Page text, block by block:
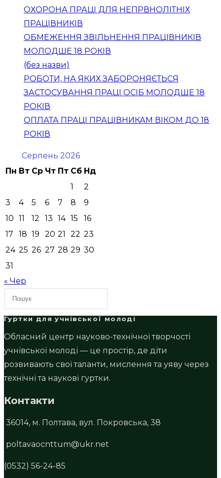
ОХОРОНА ПРАЦІ ДЛЯ НЕПРВНОЛІТНІХ
ПРАЦІВНИКІВ
ОБМЕЖЕННЯ ЗВІЛЬНЕННЯ ПРАЦІВНИКІВ
МОЛОДШЕ 18 РОКІВ
(без назви)
РОБОТИ, НА ЯКИХ ЗАБОРОНЯЄТЬСЯ
ЗАСТОСУВАННЯ ПРАЦІ ОСІБ МОЛОДШЕ 18
РОКІВ
ОПЛАТА ПРАЦІ ПРАЦІВНИКАМ ВІКОМ ДО 18
РОКІВ
Серпень 2026
Пн Вт Ср Чт Пт Сб Нд
1
2
3
4 5 6 7 8
9
10 11 12 13 14 15
16
17
18 19 20 21 22 23
24 25 26 27 28 29 30
31
« Чер
Гуртки для учнівської молоді
Обласний центр науково-технічної творчості
учнівської молоді — це простір, де діти
розвивають свої таланти, мислення та уяву через
технічні та наукові гуртки.
Контакти
36014, м. Полтава, вул. Покровська, 38
poltavaocnttum@ukr.net
(0532) 56-24-85